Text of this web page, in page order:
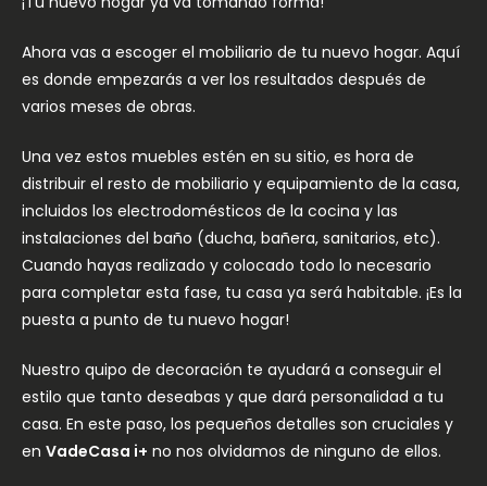
Ahora vas a escoger el mobiliario de tu nuevo hogar. Aquí
es donde empezarás a ver los resultados después de
varios meses de obras.
Una vez estos muebles estén en su sitio, es hora de
distribuir el resto de mobiliario y equipamiento de la casa,
incluidos los electrodomésticos de la cocina y las
instalaciones del baño (ducha, bañera, sanitarios, etc).
Cuando hayas realizado y colocado todo lo necesario
para completar esta fase, tu casa ya será habitable. ¡Es la
puesta a punto de tu nuevo hogar!
Nuestro quipo de decoración te ayudará a conseguir el
estilo que tanto deseabas y que dará personalidad a tu
casa. En este paso, los pequeños detalles son cruciales y
en VadeCasa i+ no nos olvidamos de ninguno de ellos.